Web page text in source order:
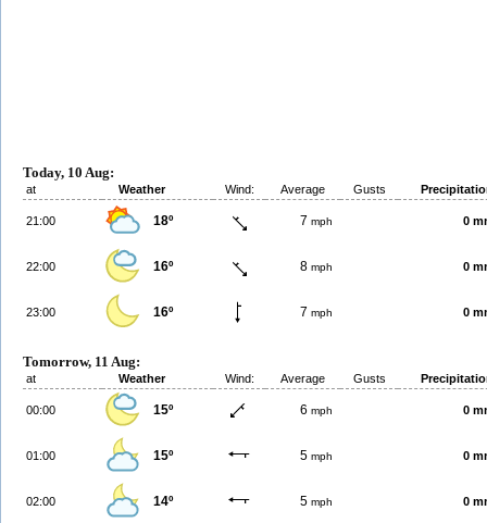
Today, 10 Aug:
at Weather Wind: Average Gusts
21:00 18º 7 mph 0
22:00 16º 8 mph 0
23:00 16º 7 mph 0
Tomorrow, 11 Aug:
at Weather Wind: Average Gusts
00:00 15º 6 mph 0
01:00 15º 5 mph 0
02:00 14º 5 mph 0